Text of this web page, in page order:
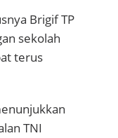
Brigif TP
sekolah
terus
TNI